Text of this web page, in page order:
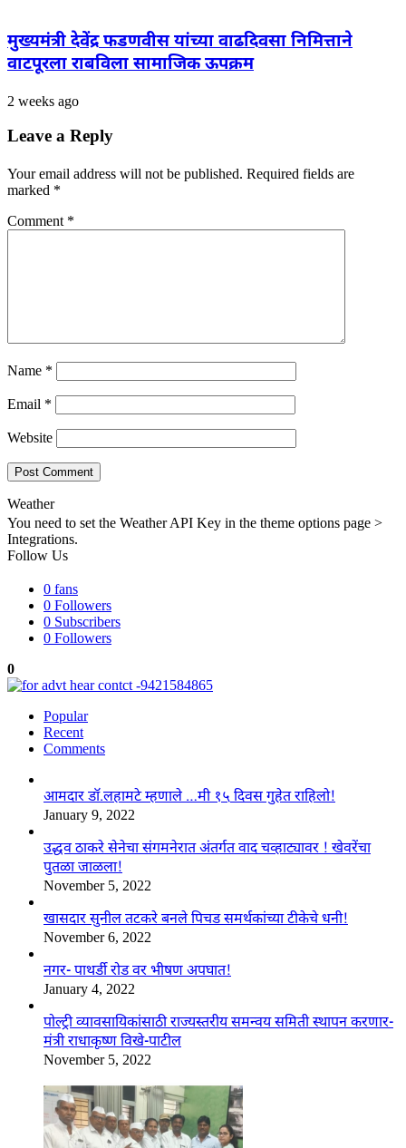
मुख्यमंत्री देवेंद्र फडणवीस यांच्या वाढदिवसा निमित्ताने
वाटपूरला राबविला सामाजिक ऊपक्रम
2 weeks ago
Leave a Reply
Your email address will not be published. Required fields are
marked *
Comment *
Name *
Email *
Website
Weather
You need to set the Weather API Key in the theme options page >
Integrations.
Follow Us
0 fans
0 Followers
0 Subscribers
0 Followers
0
Popular
Recent
Comments
आमदार डॉ.लहामटे म्हणाले …मी १५ दिवस गुहेत राहिलो!
January 9, 2022
उद्धव ठाकरे सेनेचा संगमनेरात अंतर्गत वाद चव्हाट्यावर ! खेवरेंचा
पुतळा जाळला!
November 5, 2022
खासदार सुनील तटकरे बनले पिचड समर्थकांच्या टीकेचे धनी!
November 6, 2022
नगर- पाथर्डी रोड वर भीषण अपघात!
January 4, 2022
पोल्ट्री व्यावसायिकांसाठी राज्यस्तरीय समन्वय समिती स्थापन करणार-
मंत्री राधाकृष्ण विखे-पाटील
November 5, 2022